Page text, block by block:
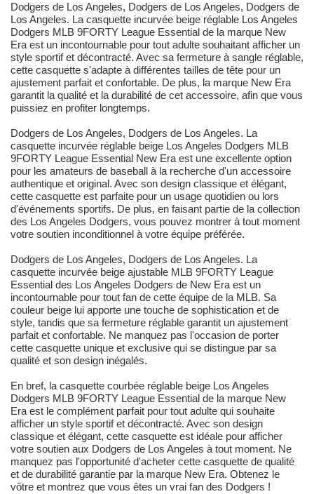
Dodgers de Los Angeles, Dodgers de Los Angeles, Dodgers de
Los Angeles. La casquette incurvée beige réglable Los Angeles
Dodgers MLB 9FORTY League Essential de la marque New
Era est un incontournable pour tout adulte souhaitant afficher un
style sportif et décontracté. Avec sa fermeture à sangle réglable,
cette casquette s'adapte à différentes tailles de tête pour un
ajustement parfait et confortable. De plus, la marque New Era
garantit la qualité et la durabilité de cet accessoire, afin que vous
puissiez en profiter longtemps.
Dodgers de Los Angeles, Dodgers de Los Angeles. La
casquette incurvée réglable beige Los Angeles Dodgers MLB
9FORTY League Essential New Era est une excellente option
pour les amateurs de baseball à la recherche d'un accessoire
authentique et original. Avec son design classique et élégant,
cette casquette est parfaite pour un usage quotidien ou lors
d'événements sportifs. De plus, en faisant partie de la collection
des Los Angeles Dodgers, vous pouvez montrer à tout moment
votre soutien inconditionnel à votre équipe préférée.
Dodgers de Los Angeles, Dodgers de Los Angeles. La
casquette incurvée beige ajustable MLB 9FORTY League
Essential des Los Angeles Dodgers de New Era est un
incontournable pour tout fan de cette équipe de la MLB. Sa
couleur beige lui apporte une touche de sophistication et de
style, tandis que sa fermeture réglable garantit un ajustement
parfait et confortable. Ne manquez pas l'occasion de porter
cette casquette unique et exclusive qui se distingue par sa
qualité et son design inégalés.
En bref, la casquette courbée réglable beige Los Angeles
Dodgers MLB 9FORTY League Essential de la marque New
Era est le complément parfait pour tout adulte qui souhaite
afficher un style sportif et décontracté. Avec son design
classique et élégant, cette casquette est idéale pour afficher
votre soutien aux Dodgers de Los Angeles à tout moment. Ne
manquez pas l'opportunité d'acheter cette casquette de qualité
et de durabilité garantie par la marque New Era. Obtenez le
vôtre et montrez que vous êtes un vrai fan des Dodgers !